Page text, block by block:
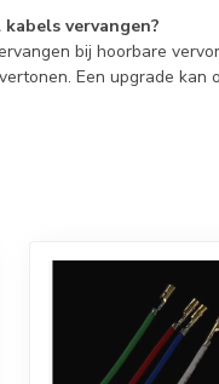
vervangen?
bij hoorbare
Een upgrade